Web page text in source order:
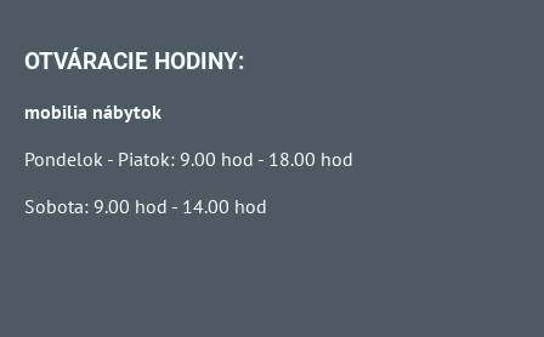
OTVÁRACIE HODINY:
mobilia nábytok
Pondelok - Piatok: 9.00 hod - 18.00 hod
Sobota: 9.00 hod - 14.00 hod